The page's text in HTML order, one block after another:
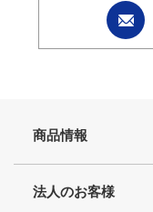
商品情報
法人のお客様